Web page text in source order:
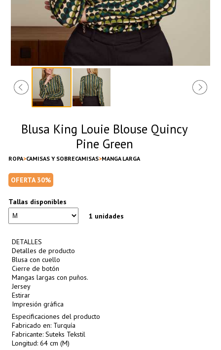
Blusa King Louie Blouse Quincy
Pine Green
ROPA CAMISAS Y SOBRECAMISAS MANGA LARGA
OFERTA 30%
Tallas disponibles
1 unidades
DETALLES
Detalles de producto
Blusa con cuello
Cierre de botón
Mangas largas con puños.
Jersey
Estirar
Impresión gráfica
Especificaciones del producto
Fabricado en: Turquía
Fabricante: Suteks Tekstil
Longitud: 64 cm (M)